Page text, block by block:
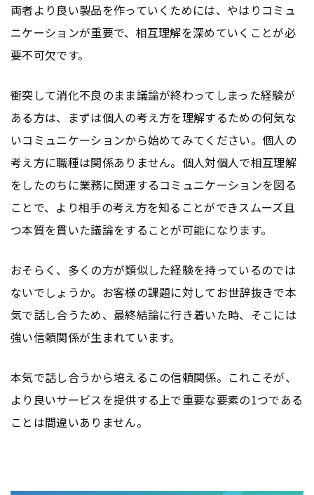
両者より良い製品を作っていくためには、やはりコミュ
ニケーションが重要で、相互理解を深めていくことが必
要不可欠です。
衝突して消化不良のまま議論が終わってしまった経験が
ある方は、まずは個人の考え方を理解するための何気な
いコミュニケーションから始めてみてください。個人の
考え方に職種は関係ありません。個人対個人で相互理解
をしたのちに業務に関連するコミュニケーションを図る
ことで、より相手の考え方を知ることができスムーズ且
つ本質を貫いた議論をすることが可能になります。
おそらく、多くの方が類似した経験を持っているのでは
ないでしょうか。お客様の課題に対してお世辞抜きで本
気で話し合うため、最終結論に行き着いた時、そこには
強い信頼関係が生まれています。
本気で話し合うから培えるこの信頼関係。これこそが、
より良いサービスを提供する上で重要な要素の1つである
ことは間違いありません。